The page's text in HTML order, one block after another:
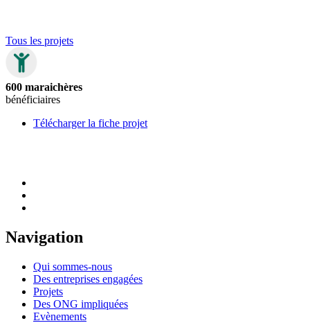
Tous les projets
600 maraichères
bénéficiaires
Télécharger la fiche projet
Navigation
Qui sommes-nous
Des entreprises engagées
Projets
Des ONG impliquées
Evènements